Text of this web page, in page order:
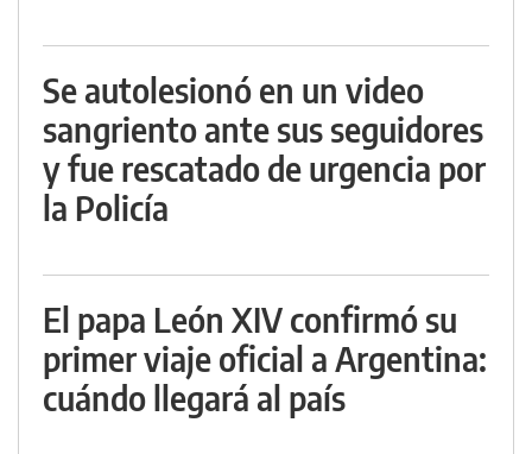
Se autolesionó en un video
sangriento ante sus seguidores
y fue rescatado de urgencia por
la Policía
El papa León XIV confirmó su
primer viaje oficial a Argentina:
cuándo llegará al país